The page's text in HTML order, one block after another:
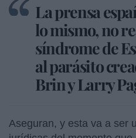
La prensa
lo mismo, no
síndrome de
al parásito
Brin y Larry
Aseguran, y esta va a ser